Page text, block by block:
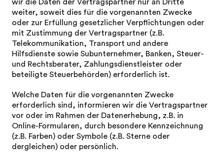
wir die Daten der Vertragspartner nur an Dritte
weiter, soweit dies für die vorgenannten Zwecke
oder zur Erfüllung gesetzlicher Verpflichtungen oder
mit Zustimmung der Vertragspartner (z.B.
Telekommunikation, Transport und andere
Hilfsdienste sowie Subunternehmer, Banken, Steuer-
und Rechtsberater, Zahlungsdienstleister oder
beteiligte Steuerbehörden) erforderlich ist.
Welche Daten für die vorgenannten Zwecke
erforderlich sind, informieren wir die Vertragspartner
vor oder im Rahmen der Datenerhebung, z.B. in
Online-Formularen, durch besondere Kennzeichnung
(z.B. Farben) oder Symbole (z.B. Sterne oder
dergleichen) oder persönlich.